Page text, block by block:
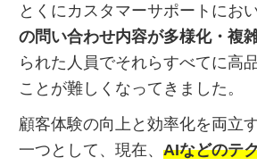
とくにカスタマーサポートにおい
の問い合わせ内容が多様化・複
られた人員でそれらすべてに高
ことが難しくなってきました。
顧客体験の向上と効率化を両立
一つとして、現在、 AIなどのテ